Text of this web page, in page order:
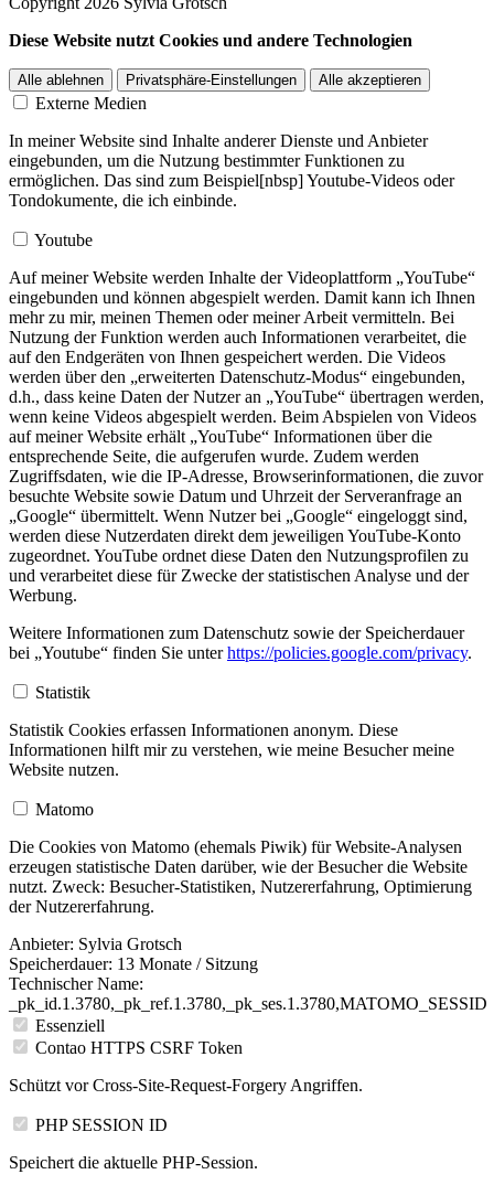
Diese Website nutzt Cookies und andere Technologien
Alle ablehnen Privatsphäre-Einstellungen Alle akzeptieren
Externe Medien
In meiner Website sind Inhalte anderer Dienste und Anbieter
eingebunden, um die Nutzung bestimmter Funktionen zu
ermöglichen. Das sind zum Beispiel[nbsp] Youtube-Videos oder
Tondokumente, die ich einbinde.
Youtube
Auf meiner Website werden Inhalte der Videoplattform „YouTube“
eingebunden und können abgespielt werden. Damit kann ich Ihnen
mehr zu mir, meinen Themen oder meiner Arbeit vermitteln. Bei
Nutzung der Funktion werden auch Informationen verarbeitet, die
auf den Endgeräten von Ihnen gespeichert werden. Die Videos
werden über den „erweiterten Datenschutz-Modus“ eingebunden,
d.h., dass keine Daten der Nutzer an „YouTube“ übertragen werden,
wenn keine Videos abgespielt werden. Beim Abspielen von Videos
auf meiner Website erhält „YouTube“ Informationen über die
entsprechende Seite, die aufgerufen wurde. Zudem werden
Zugriffsdaten, wie die IP-Adresse, Browserinformationen, die zuvor
besuchte Website sowie Datum und Uhrzeit der Serveranfrage an
„Google“ übermittelt. Wenn Nutzer bei „Google“ eingeloggt sind,
werden diese Nutzerdaten direkt dem jeweiligen YouTube-Konto
zugeordnet. YouTube ordnet diese Daten den Nutzungsprofilen zu
und verarbeitet diese für Zwecke der statistischen Analyse und der
Werbung.
Weitere Informationen zum Datenschutz sowie der Speicherdauer
bei „Youtube“ finden Sie unterhttps://policies.google.com/privacy.
Statistik
Statistik Cookies erfassen Informationen anonym. Diese
Informationen hilft mir zu verstehen, wie meine Besucher meine
Website nutzen.
Matomo
Die Cookies von Matomo (ehemals Piwik) für Website-Analysen
erzeugen statistische Daten darüber, wie der Besucher die Website
nutzt. Zweck: Besucher-Statistiken, Nutzererfahrung, Optimierung
der Nutzererfahrung.
Anbieter: Sylvia Grotsch
Speicherdauer: 13 Monate / Sitzung
Technischer Name:
_pk_id.1.3780,_pk_ref.1.3780,_pk_ses.1.3780,MATOMO_SESSID
Essenziell
Contao HTTPS CSRF Token
Schützt vor Cross-Site-Request-Forgery Angriffen.
PHP SESSION ID
Speichert die aktuelle PHP-Session.